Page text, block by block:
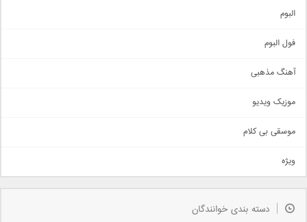
اجتماعی
حماسی
سنتی
اهنگ بندرعباسی
دمو
مذهبی
جدیدترین ها
البوم
فول البوم
آهنگ مذهبی
موزیک ویدیو
موسقی بی کلام
ویژه
دسته بندی خوانندگان